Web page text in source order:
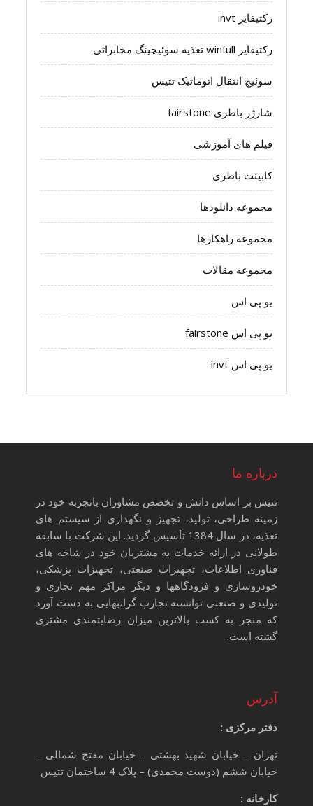
رکتیفایر invt
رکتیفایر winfull تغذیه سوئیچینگ مخابراتی
سوئیچ انتقال اتوماتیک تتیس
شارژر باطری fairstone
فیلم های آموزشی
کابینت باطری
مجموعه دانلودها
مجموعه راهکارها
مجموعه مقالات
یو پی اس
یو پی اس fairstone
یو پی اس invt
درباره ما
تتیس بر اساس دانش و تخصص مشاوران باتجربه خود در
زمینه طراحی، تولید، تجهیز و نگهداری از سیستم های
تغذیه، در سال 1384 تأسیس گردید. این شرکت با سابقه
طولانی در ارائه خدمات به مشتریان خود در شاخه های
فناوری اطلاعات، تجهیزات صنعتی، تجهیزات پزشکی،
خودروسازی و فرودگاهها و دیگر مراکز مهم تجاری و
تولیدی و صنعتی توانسته تجارب گرانبهایی به دست آورد
که منجر به کسب بالاترین میزان رضایتمندی مشتری
گشته است.
آدرس
دفتر مرکزی :
تهران – خیابان شهید بهشتی – خیابان مفتح شمالی –
خیابان ششم (دوست محمدی) – پلاک 4 ساختمان تتیس
کارخانه :